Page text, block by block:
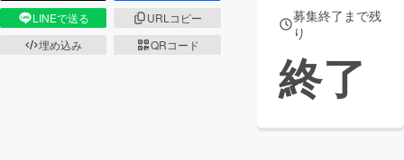
LINEで送る
URLコピー
埋め込み
QRコード
募集終了まで残
り
終了